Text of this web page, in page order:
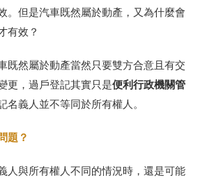
。但是汽車既然屬於動產，又為什麼會
有效？
既然屬於動產當然只要雙方合意且有交
更，過戶登記其實只是便利行政機關管
名義人並不等同於所有權人。
題？
人與所有權人不同的情況時，還是可能